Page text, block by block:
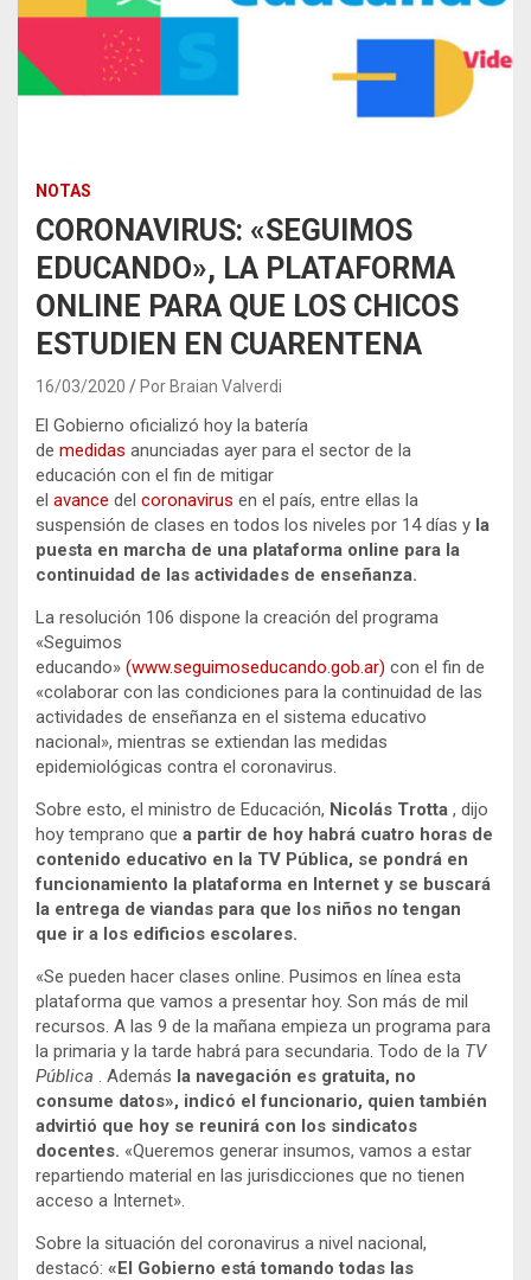
NOTAS
CORONAVIRUS: «SEGUIMOS
EDUCANDO», LA PLATAFORMA
ONLINE PARA QUE LOS CHICOS
ESTUDIEN EN CUARENTENA
16/03/2020 Por Braian Valverdi
El Gobierno oficializó hoy la batería
de medidas anunciadas ayer para el sector de la
educación con el fin de mitigar
el avance del coronavirus en el país, entre ellas la
suspensión de clases en todos los niveles por 14 días y la
puesta en marcha de una plataforma online para la
continuidad de las actividades de enseñanza.
La resolución 106 dispone la creación del programa
«Seguimos
educando» (www.seguimoseducando.gob.ar) con el fin de
«colaborar con las condiciones para la continuidad de las
actividades de enseñanza en el sistema educativo
nacional», mientras se extiendan las medidas
epidemiológicas contra el coronavirus.
Sobre esto, el ministro de Educación, Nicolás Trotta , dijo
hoy temprano que a partir de hoy habrá cuatro horas de
contenido educativo en la TV Pública, se pondrá en
funcionamiento la plataforma en Internet y se buscará
la entrega de viandas para que los niños no tengan
que ir a los edificios escolares.
«Se pueden hacer clases online. Pusimos en línea esta
plataforma que vamos a presentar hoy. Son más de mil
recursos. A las 9 de la mañana empieza un programa para
la primaria y la tarde habrá para secundaria. Todo de la TV
Pública . Además la navegación es gratuita, no
consume datos», indicó el funcionario, quien también
advirtió que hoy se reunirá con los sindicatos
docentes. «Queremos generar insumos, vamos a estar
repartiendo material en las jurisdicciones que no tienen
acceso a Internet».
Sobre la situación del coronavirus a nivel nacional,
destacó: «El Gobierno está tomando todas las